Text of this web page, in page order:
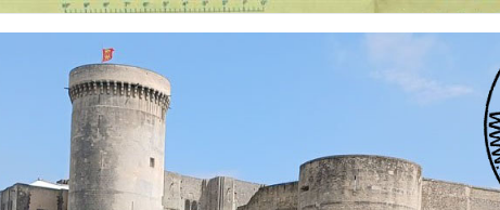
nationalités et de toutes époques. De nombreuses rubriques sont à votre disposition pour